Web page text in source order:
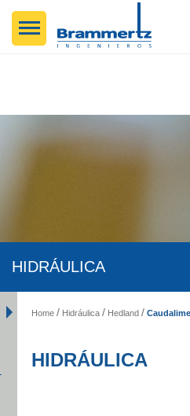
HIDRÁULICA
Home Hidráulica Hedland
HIDRÁULICA